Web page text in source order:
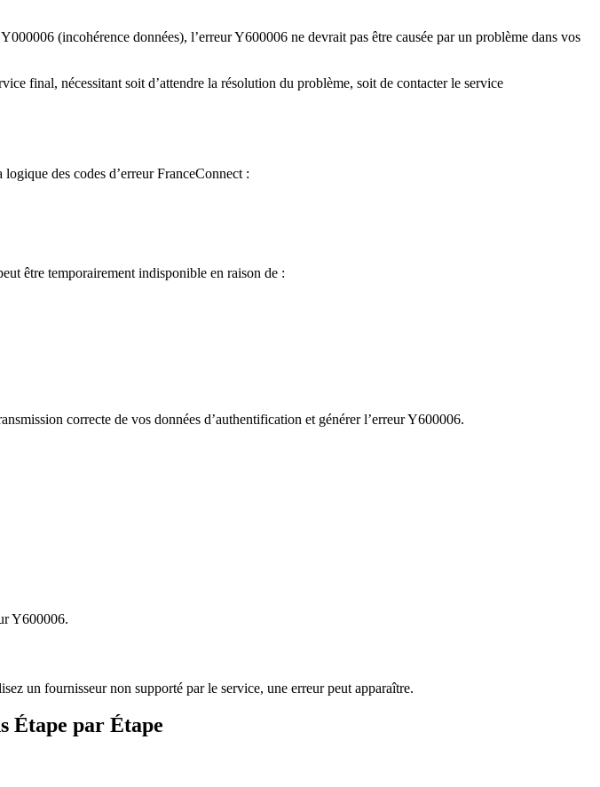
(incohérence données), l’erreur Y600006 ne devrait pas être causée par un problème dans vos
final, nécessitant soit d’attendre la résolution du problème, soit de contacter le service
des codes d’erreur FranceConnect :
être temporairement indisponible en raison de :
correcte de vos données d’authentification et générer l’erreur Y600006.
Y600006.
un fournisseur non supporté par le service, une erreur peut apparaître.
Étape par Étape